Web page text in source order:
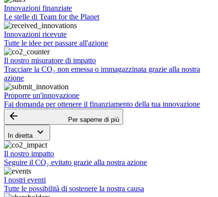
Innovazioni finanziate
Le stelle di Team for the Planet
Innovazioni ricevute
Tutte le idee per passare all'azione
Il nostro misuratore di impatto
Tracciare la CO₂ non emessa o immagazzinata grazie alla nostra
azione
Proporre un'innovazione
Fai domanda per ottenere il finanziamento della tua innovazione
arrow_backward Per saperne di più
In diretta keyboard_arrow_down
Il nostro impatto
Seguire il CO₂ evitato grazie alla nostra azione
I nostri eventi
Tutte le possibilità di sostenere la nostra causa